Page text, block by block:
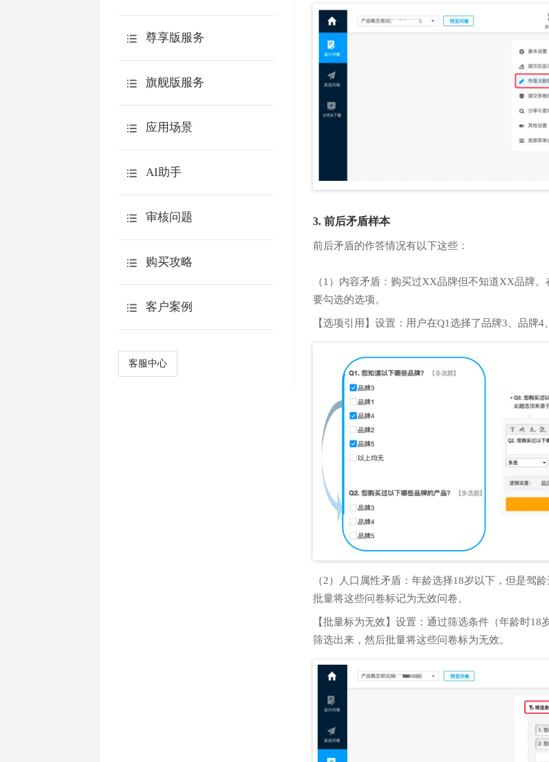
填写问题
微信邀请
测评报告
答卷来源分析
效率工具
账号安全
企业微信
钉钉
尊享版服务
功能介绍
敬业度问卷
满意度问卷
联系人
计算公式
多用户管理
旗舰版服务
微信服务号用户体系
应用场景
AI助手
AI追问
AI报告
AI点数说明
简答题智能阅卷
审核问题
购买攻略
客户案例
常见案例
客服中心
3. 前后矛盾样本
前后矛盾的作答情况有以下这些：
（1）内容矛盾：购买过XX品牌但不知道XX品牌
要勾选的选项。
【选项引用】设置：用户在Q1选择了品牌3、品牌
（2）人口属性矛盾：年龄选择18岁以下，但是驾
批量将这些问卷标记为无效问卷。
【批量标为无效】设置：通过筛选条件（年龄时
筛选出来，然后批量将这些问卷标为无效。